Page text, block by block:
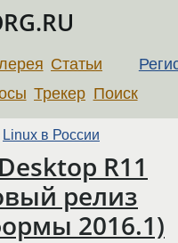
Статьи
Трекер Поиск
Linux в России
R11
релиз
2016.1)